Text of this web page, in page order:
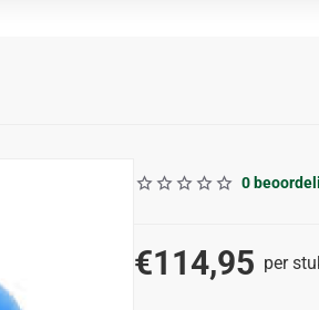
0
€114,95 per